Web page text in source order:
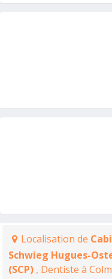
Localisation de
Schwieg Hugues-
(SCP) , Dentiste à